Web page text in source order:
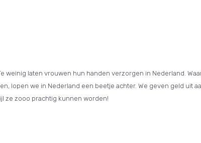
weinig laten vrouwen hun handen verzorgen in Nederland.
lopen we in Nederland een beetje achter. We geven geld uit
ze zooo prachtig kunnen worden!